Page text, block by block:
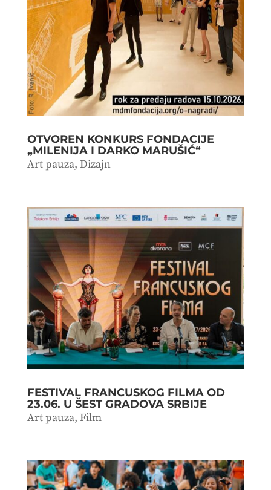
OTVOREN KONKURS FONDACIJE
„MILENIJA I DARKO MARUŠIĆ“
Art pauza, Dizajn
FESTIVAL FRANCUSKOG FILMA OD
23.06. U ŠEST GRADOVA SRBIJE
Art pauza, Film